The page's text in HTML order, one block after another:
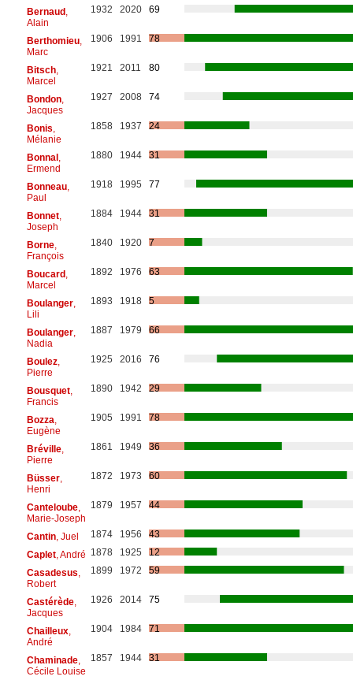
Bernaud,
Alain
1932 2020 69
Berthomieu,
Marc
1906 1991 78
Bitsch,
Marcel
1921 2011 80
Bondon,
Jacques
1927 2008 74
Bonis
Mélanie
1858 1937 24
Bonnal,
Ermend
1880 1944 31
Bonneau,
Paul
1918 1995 77
Bonnet,
Joseph
1884 1944 31
Borne,
François
1840 1920 7
Boucard,
Marcel
1892 1976 63
Boulanger,
Lili
1893 1918 5
Boulanger,
Nadia
1887 1979 66
Boulez,
Pierre
1925 2016 76
Bousquet,
Francis
1890 1942 29
Bozza
Eugène
1905 1991 78
Bréville,
Pierre
1861 1949 36
Büsser,
Henri
1872 1973 60
Canteloube,
Marie-Joseph
1879 1957 44
Cantin, Juel 1874 1956
43
Caplet, André 1878 1925
12
Casadesus
Robert
1899 1972 59
Castérède,
Jacques
1926 2014 75
Chailleux,
André
1904 1984 71
Chaminade,
Cécile Louise
1857 1944 31